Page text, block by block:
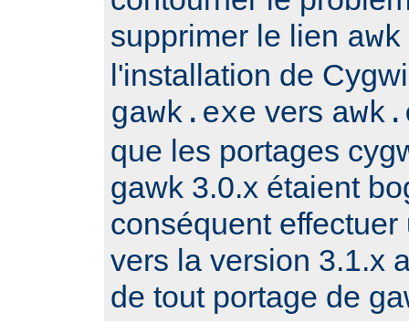
supprimer le lien
l'installation de
gawk.exe vers
que les portages
gawk 3.0.x étaient
conséquent
vers la version 3.1.x
de tout portage de